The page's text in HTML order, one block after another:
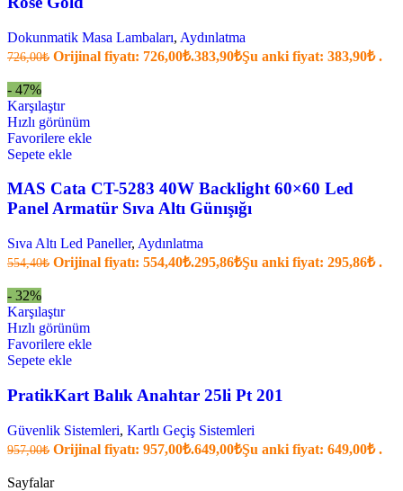
Dokunmatik Masa Lambaları, Aydınlatma
726,00₺ Orijinal fiyatı: 726,00₺.383,90₺Şu anki fiyat: 383,90₺ .
- 47%
Karşılaştır
Hızlı görünüm
Favorilere ekle
Sepete ekle
MAS Cata CT-5283 40W Backlight 60×60 Led
Panel Armatür Sıva Altı Günışığı
Sıva Altı Led Paneller, Aydınlatma
554,40₺ Orijinal fiyatı: 554,40₺.295,86₺Şu anki fiyat: 295,86₺ .
- 32%
Karşılaştır
Hızlı görünüm
Favorilere ekle
Sepete ekle
PratikKart Balık Anahtar 25li Pt 201
Güvenlik Sistemleri, Kartlı Geçiş Sistemleri
957,00₺ Orijinal fiyatı: 957,00₺.649,00₺Şu anki fiyat: 649,00₺ .
Sayfalar